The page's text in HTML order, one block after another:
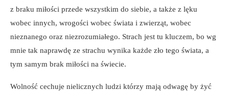
z braku miłości przede wszystkim do siebie, a także z lęku
wobec innych, wrogości wobec świata i zwierząt, wobec
nieznanego oraz niezrozumiałego. Strach jest tu kluczem, bo wg
mnie tak naprawdę ze strachu wynika każde zło tego świata, a
tym samym brak miłości na świecie.
Wolność cechuje nielicznych ludzi którzy mają odwagę by żyć